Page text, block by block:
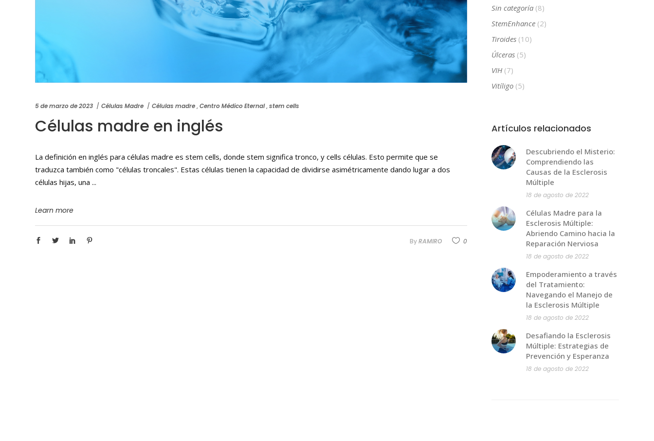
5 de marzo de 2023 Células Madre Células madre,Centro Médico Eternal,stem cells
Células madre en inglés
La definición en inglés para células madre es stem cells, donde stem significa tronco, y cells células. Esto permite que se
traduzca también como "células troncales". Estas células tienen la capacidad de dividirse asimétricamente dando lugar a dos
células hijas, una
Learn more
ByRAMIRO 0
Sin categoría(8)
StemEnhance(2)
Tiroides(10)
Úlceras(5)
VIH(7)
Vitíligo(5)
Artículos relacionados
Descubriendo el Misterio:
Comprendiendo las
Causas de la Esclerosis
Múltiple
18 de agosto de 2022
Células Madre para la
Esclerosis Múltiple:
Abriendo Camino hacia la
Reparación Nerviosa
18 de agosto de 2022
Empoderamiento a través
del Tratamiento:
Navegando el Manejo de
la Esclerosis Múltiple
18 de agosto de 2022
Desafiando la Esclerosis
Múltiple: Estrategias de
Prevención y Esperanza
18 de agosto de 2022